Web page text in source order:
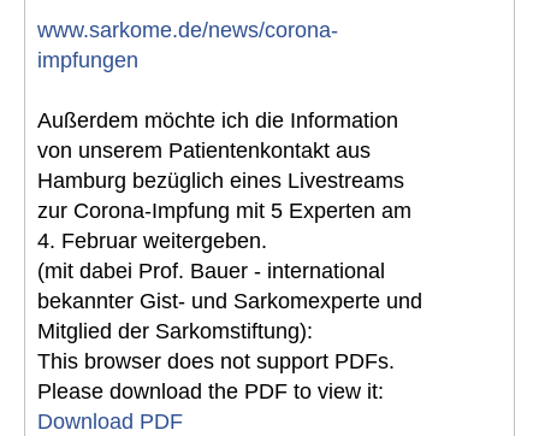
www.sarkome.de/news/corona-
impfungen
Außerdem möchte ich die Information
von unserem Patientenkontakt aus
Hamburg bezüglich eines Livestreams
zur Corona-Impfung mit 5 Experten am
4. Februar weitergeben.
(mit dabei Prof. Bauer - international
bekannter Gist- und Sarkomexperte und
Mitglied der Sarkomstiftung):
This browser does not support PDFs.
Please download the PDF to view it:
Download PDF